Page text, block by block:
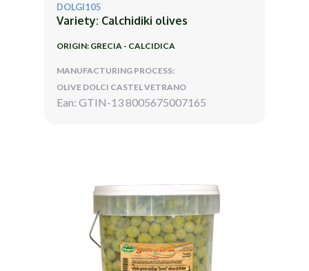
DOLGI105
Variety: Calchidiki olives
ORIGIN: GRECIA - CALCIDICA
MANUFACTURING PROCESS:
OLIVE DOLCI CASTEL VETRANO
Ean: GTIN-13 8005675007165